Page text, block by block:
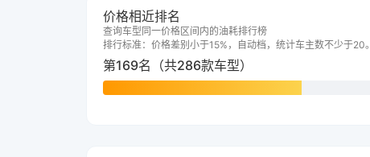
价格相近排名
查询车型同一价格区间内的油耗排行榜
排行标准：价格差别小于15%，自动档，统计车主数不少于20。
第169名（共286款车型）